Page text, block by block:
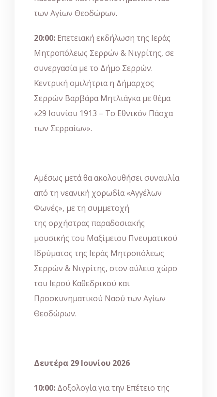
των Αγίων Θεοδώρων.
20:00: Επετειακή εκδήλωση της Ιεράς
Μητροπόλεως Σερρών & Νιγρίτης, σε
συνεργασία με το Δήμο Σερρών.
Κεντρική ομιλήτρια η Δήμαρχος
Σερρών Βαρβάρα Μητλιάγκα με θέμα
«29 Ιουνίου 1913 – Το Εθνικόν Πάσχα
των Σερραίων».
Αμέσως μετά θα ακολουθήσει συναυλία
από τη νεανική χορωδία «Αγγέλων
Φωνές», με τη συμμετοχή
της ορχήστρας παραδοσιακής
μουσικής του Μαξίμειου Πνευματικού
Ιδρύματος της Ιεράς Μητροπόλεως
Σερρών & Νιγρίτης, στον αύλειο χώρο
του Ιερού Καθεδρικού και
Προσκυνηματικού Ναού των Αγίων
Θεοδώρων.
Δευτέρα 29 Ιουνίου 2026
10:00: Δοξολογία για την Επέτειο της